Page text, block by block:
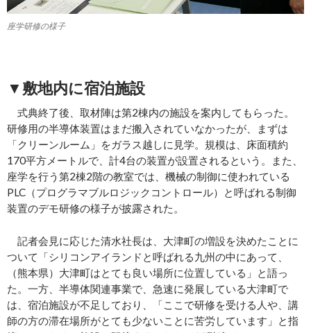
座学研修の様子
▼敷地内に宿泊施設
式典終了後、取材陣は第2棟内の施設を案内してもらった。
研修用の半導体装置はまだ搬入されていなかったが、まずは
「クリーンルーム」をガラス越しに見学。規模は、床面積約
170平方メートルで、計4台の装置が設置されるという。また、
座学を行う第2棟2階の教室では、機械の制御に使われている
PLC（プログラマブルロジックコントロール）と呼ばれる制御
装置のデモ研修の様子が披露された。
記者会見に応じた清水社長は、大津町の増設を決めたことに
ついて「シリコンアイランドと呼ばれる九州の中にあって、
（熊本県）大津町はとても良い場所に位置している」と語っ
た。一方、半導体関連事業で、急速に発展している大津町で
は、宿泊施設が不足しており、「ここで研修を受ける人や、講
師の方の滞在場所がとても少ないことに苦労しています」と指